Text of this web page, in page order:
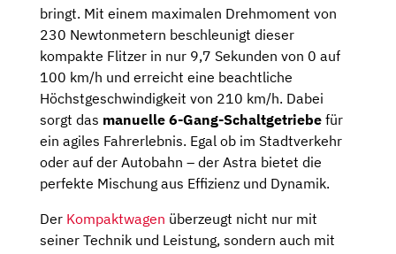
bringt. Mit einem maximalen Drehmoment von
230 Newtonmetern beschleunigt dieser
kompakte Flitzer in nur 9,7 Sekunden von 0 auf
100 km/h und erreicht eine beachtliche
Höchstgeschwindigkeit von 210 km/h. Dabei
sorgt das manuelle 6-Gang-Schaltgetriebe für
ein agiles Fahrerlebnis. Egal ob im Stadtverkehr
oder auf der Autobahn – der Astra bietet die
perfekte Mischung aus Effizienz und Dynamik.
Der Kompaktwagen überzeugt nicht nur mit
seiner Technik und Leistung, sondern auch mit